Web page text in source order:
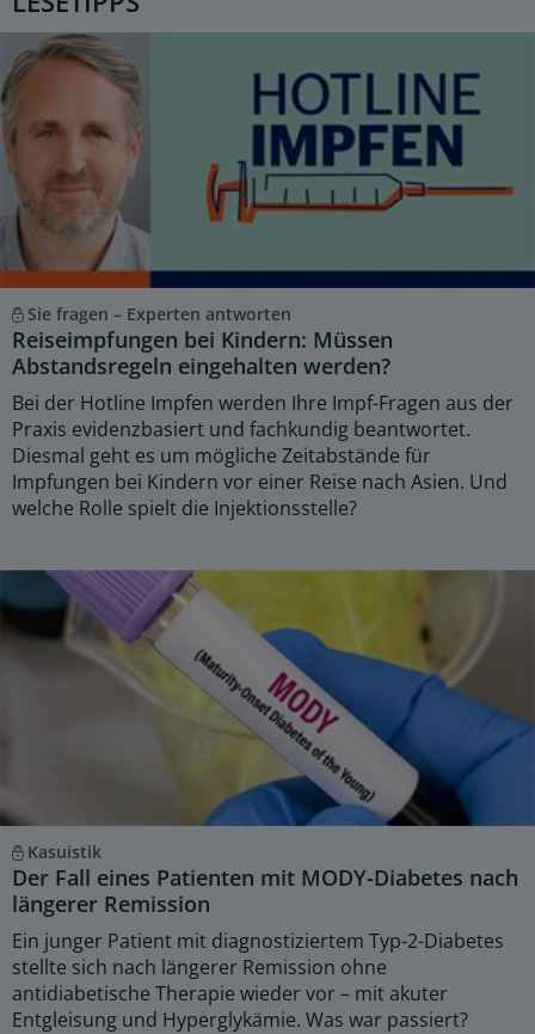
Sie fragen – Experten antworten
Reiseimpfungen bei Kindern: Müssen
Abstandsregeln eingehalten werden?
Bei der Hotline Impfen werden Ihre Impf-Fragen aus der
Praxis evidenzbasiert und fachkundig beantwortet.
Diesmal geht es um mögliche Zeitabstände für
Impfungen bei Kindern vor einer Reise nach Asien. Und
welche Rolle spielt die Injektionsstelle?
Kasuistik
Der Fall eines Patienten mit MODY-Diabetes nach
längerer Remission
Ein junger Patient mit diagnostiziertem Typ-2-Diabetes
stellte sich nach längerer Remission ohne
antidiabetische Therapie wieder vor – mit akuter
Entgleisung und Hyperglykämie. Was war passiert?